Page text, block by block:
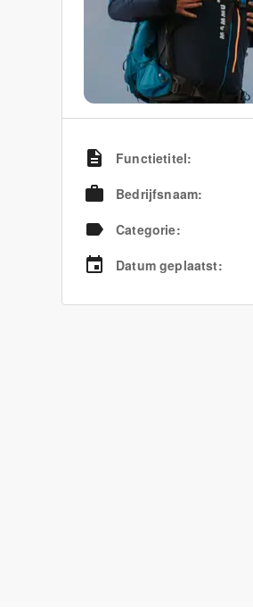
Functietitel:
Bedrijfsnaam:
Categorie:
Datum geplaatst: